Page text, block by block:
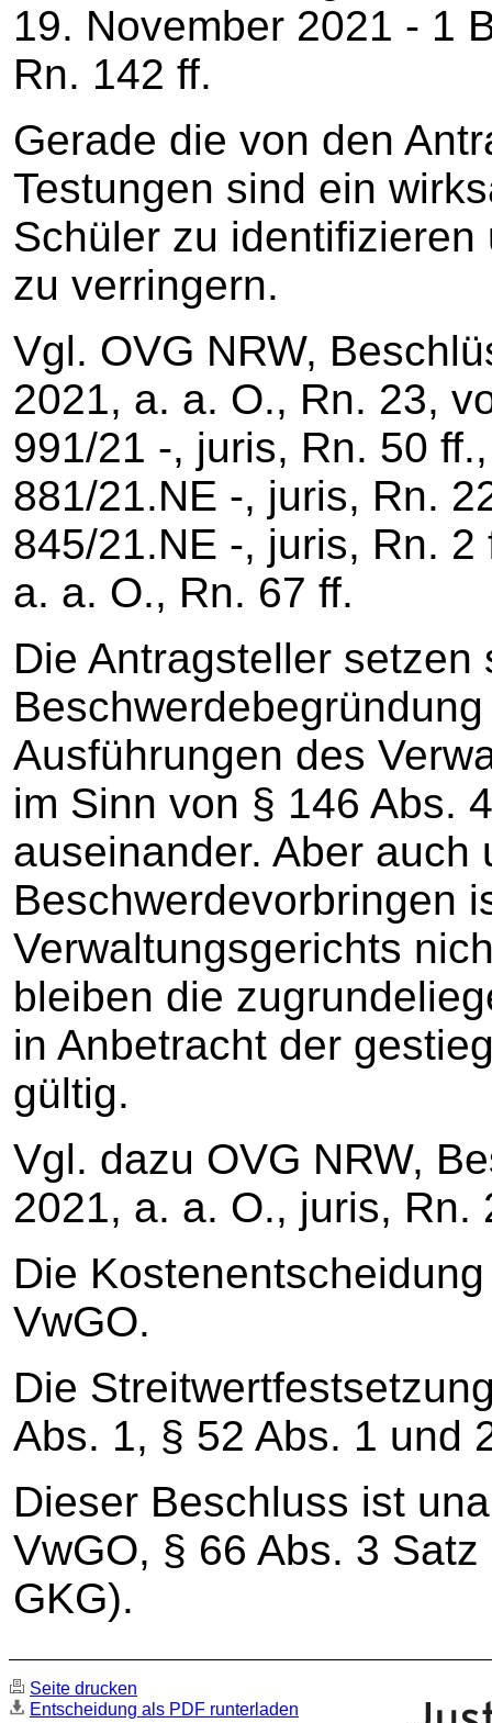
19. November 2021 - 1
Rn. 142 ff.
Gerade die von den
Testungen sind ein
Schüler zu
zu verringern.
Vgl. OVG NRW,
2021, a. a. O., Rn. 23,
991/21 -, juris, Rn. 50
881/21.NE -, juris, Rn.
845/21.NE -, juris, Rn.
a. a. O., Rn. 67 ff.
Die Antragsteller setzen
Ausführungen des
im Sinn von § 146 Abs.
auseinander. Aber auch
Beschwerdevorbringen
Verwaltungsgerichts
bleiben die
in Anbetracht der
gültig.
Vgl. dazu OVG NRW,
2021, a. a. O., juris, Rn.
Die
VwGO.
Die
Abs. 1, § 52 Abs. 1 und
Dieser Beschluss ist
VwGO, § 66 Abs. 3
GKG).
Seite drucken
Entscheidung als PDF runterladen